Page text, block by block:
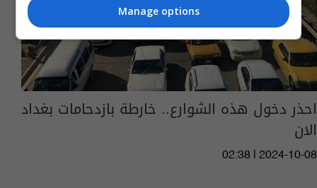
احذر دخول هذه الشوارع.. خارطة بازدحامات بغداد
الان
02:38 | 2024-10-08
Manage options